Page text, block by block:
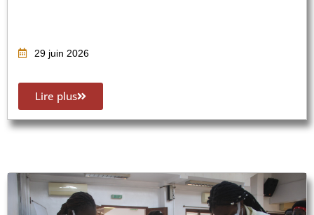
29 juin 2026
Lire plus